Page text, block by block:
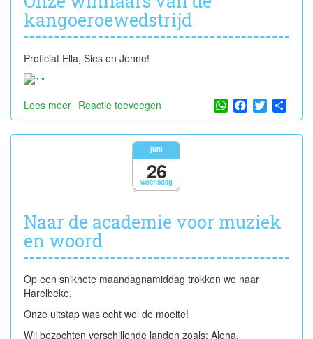
kangoeroewedstrijd
Proficiat Ella, Sies en Jenne!
Lees meer over
Onze
winnaars
kangoeroewedstrijd
Reactie toevoegen WhatsApp
Facebook
Twitter
woensdag
juni
26
Naar de academie voor muziek
en woord
Op een snikhete maandagnamiddag trokken we naar
Harelbeke.
Onze uitstap was echt wel de moeite!
Wij bezochten verschillende landen zoals: Aloha,